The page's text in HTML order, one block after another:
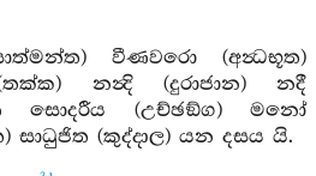
වීණවරො (අන්‍ධභූත)
නන්‍දි (දුරාජාන) නදී
සොදරීය (උච්ඡඞ්ග) මනෝ
සාධුජිත (කුද්දාල) යන දසය යි.